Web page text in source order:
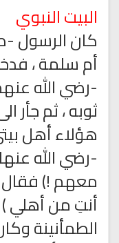
البيت النبوي
كان الرسول -
أم سلمة ،
-رضي الله
ثوبه ، ثم جأر
هؤلاء أهل
-رضي الله
معهم !) فقال
أنتِ من أهلي
الطمأنينة